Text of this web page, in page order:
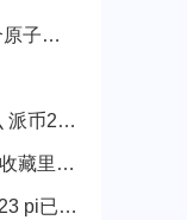
一个原子币等于多少人民币 一个原子币价格介绍
派币2025年官方最新消息是什么 派币2025年官方最新消息真实分享
揭秘十大不值钱的纪念币，你的收藏里有吗？
央视曝光pi币最新最真实报道2023 pi已经成功了是真的吗（假的）